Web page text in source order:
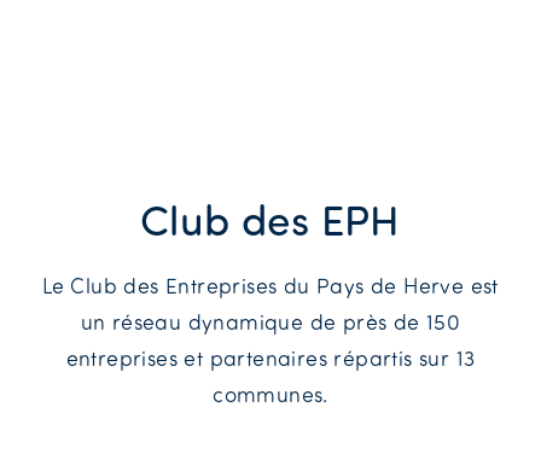
Club des EPH
Le Club des Entreprises du Pays de Herve est
un réseau dynamique de près de 150
entreprises et partenaires répartis sur 13
communes.